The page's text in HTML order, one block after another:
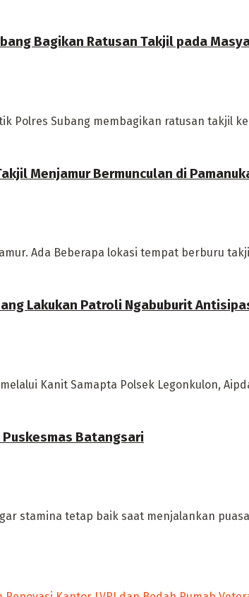
Bagikan Ratusan Takjil pada
Polres Subang membagikan ratusan takjil
Menjamur Bermunculan di
Ada Beberapa lokasi tempat berburu
Lakukan Patroli Ngabuburit
Kanit Samapta Polsek Legonkulon,
Puskesmas Batangsari
stamina tetap baik saat menjalankan